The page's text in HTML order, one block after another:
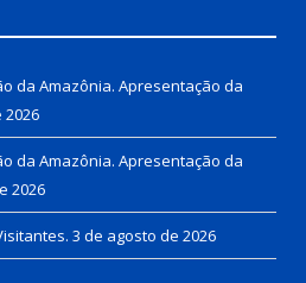
da Amazônia. Apresentação da
2026
da Amazônia. Apresentação da
2026
3 de agosto de 2026